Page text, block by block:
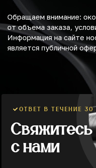
Обращаем внимание:
от объема заказа,
Информация на сайте
является публичной
ОТВЕТ В ТЕЧЕНИЕ
Свяжитесь
с нами